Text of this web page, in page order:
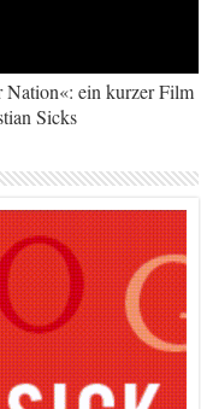
Nation«: ein kurzer Film
Sicks